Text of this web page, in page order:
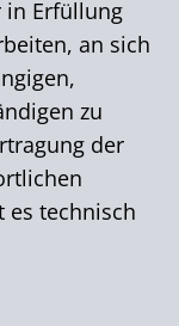
in Erfüllung
an sich
zu
der
es technisch